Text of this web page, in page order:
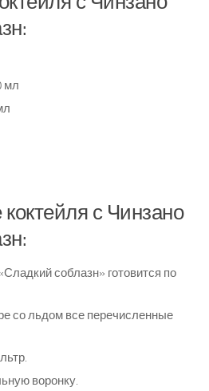
мл
с Чинзано
соблазн» готовится по
со льдом все перечисленные
воронку.